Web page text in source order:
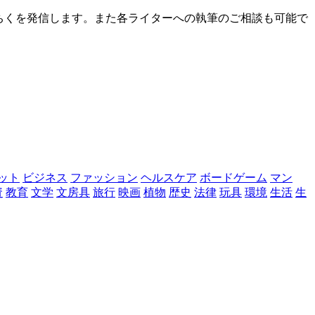
を発信します。また各ライターへの執筆のご相談も可能で
ト ビジネス ファッション ヘルスケア ボードゲーム マン
教育 文学 文房具 旅行 映画 植物 歴史 法律 玩具 環境 生活 生